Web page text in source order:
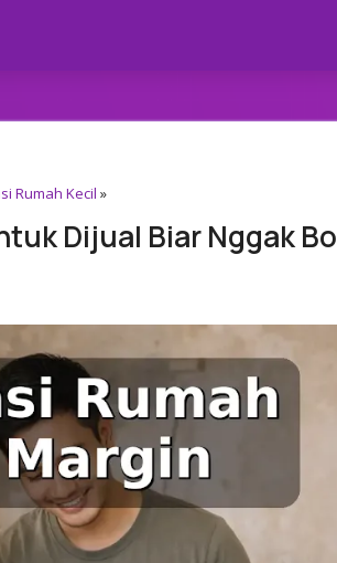
Rumah Kecil »
Dijual Biar Nggak